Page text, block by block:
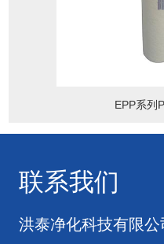
EPP系列
联系我们
洪泰净化科技有限公